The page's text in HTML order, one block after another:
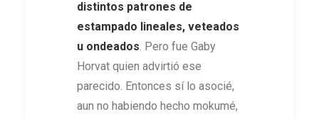
distintos patrones de
estampado lineales, veteados
u ondeados. Pero fue Gaby
Horvat quien advirtió ese
parecido. Entonces sí lo asocié,
aun no habiendo hecho mokumé,